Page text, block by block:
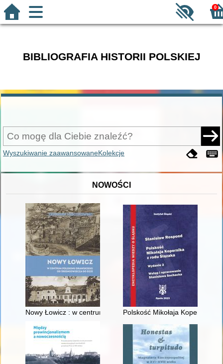
0
BIBLIOGRAFIA HISTORII POLSKIEJ
Wyszukiwanie zaawansowaneKolekcje
NOWOŚCI
Nowy Łowicz : w centrum poligonu drawskiego od
Polskość Mikołaja Kopernika z